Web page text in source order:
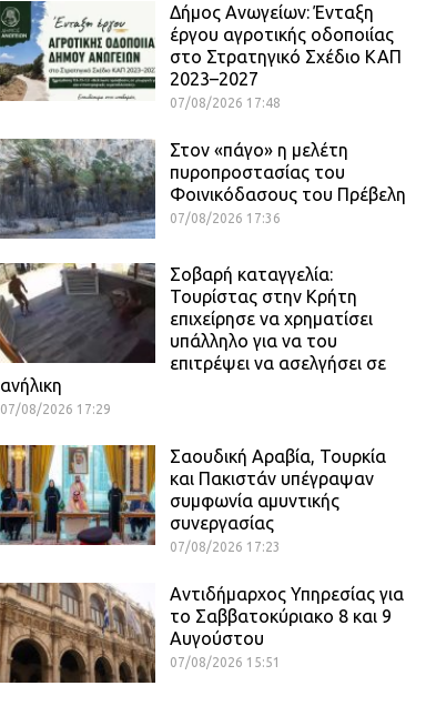
Δήμος Ανωγείων: Ένταξη
έργου αγροτικής οδοποιίας
στο Στρατηγικό Σχέδιο ΚΑΠ
2023–2027
07/08/2026 17:48
Στον «πάγο» η μελέτη
πυροπροστασίας του
Φοινικόδασους του Πρέβελη
07/08/2026 17:36
Σοβαρή καταγγελία:
Τουρίστας στην Κρήτη
επιχείρησε να χρηματίσει
υπάλληλο για να του
επιτρέψει να ασελγήσει σε
ανήλικη
07/08/2026 17:29
Σαουδική Αραβία, Τουρκία
και Πακιστάν υπέγραψαν
συμφωνία αμυντικής
συνεργασίας
07/08/2026 17:23
Αντιδήμαρχος Υπηρεσίας για
το Σαββατοκύριακο 8 και 9
Αυγούστου
07/08/2026 15:51